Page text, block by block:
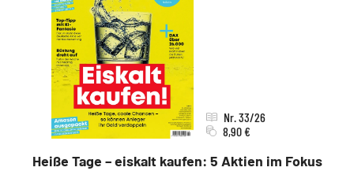
Heiße Tage – eiskalt kaufen: 5 Aktien im Fokus
Nr. 33/26
8,90 €